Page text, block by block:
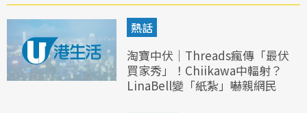
熱話
淘寶中伏｜Threads瘋傳「最伏
買家秀」！Chiikawa中輻射？
LinaBell變「紙紮」嚇親網民